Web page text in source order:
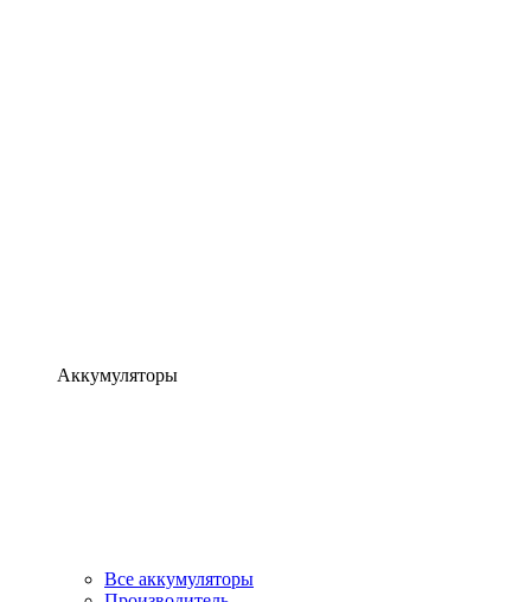
Аккумуляторы
Все аккумуляторы